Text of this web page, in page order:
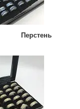
Перстень